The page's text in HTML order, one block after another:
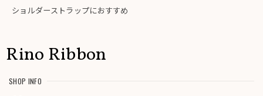
ショルダーストラップにおすすめ
Rino Ribbon
SHOP INFO